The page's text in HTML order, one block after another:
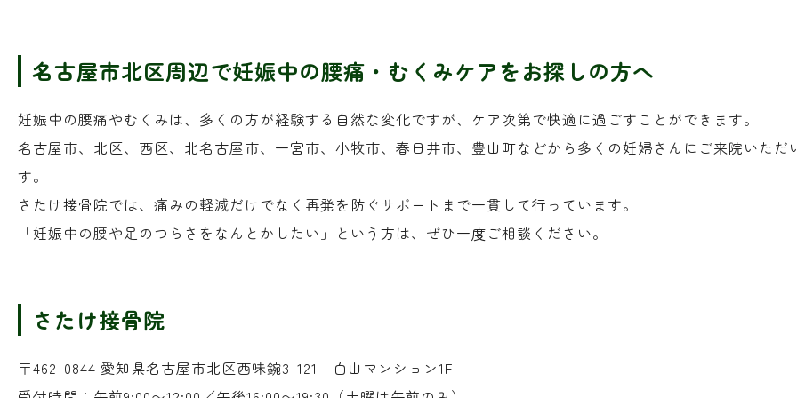
名古屋市北区周辺で妊娠中の腰痛・むくみケアをお探しの方へ
妊娠中の腰痛やむくみは、多くの方が経験する自然な変化ですが、ケア次第で快適に過ごすことができます。
名古屋市、北区、西区、北名古屋市、一宮市、小牧市、春日井市、豊山町などから多くの妊婦さんにご来院いただ
す。
さたけ接骨院では、痛みの軽減だけでなく再発を防ぐサポートまで一貫して行っています。
「妊娠中の腰や足のつらさをなんとかしたい」という方は、ぜひ一度ご相談ください。
さたけ接骨院
〒462-0844 愛知県名古屋市北区西味鋺3-121 白山マンション1F